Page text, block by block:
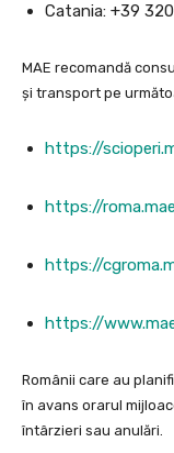
Catania: +39
MAE recomandă
și transport pe
https://
https://
https://
https://
Românii care au
în avans orarul
întârzieri sau anulări.